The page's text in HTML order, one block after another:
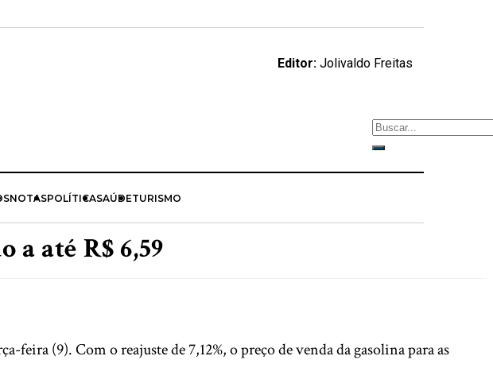
Editor:Jolivaldo Freitas
NOTASPOLÍTICASAÚDETURISMO
a até R$ 6,59
(9). Com o reajuste de 7,12%, o preço de venda da gasolina para as